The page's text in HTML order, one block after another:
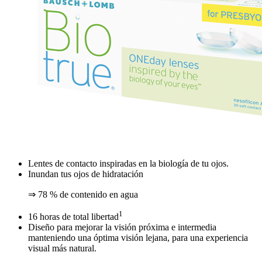
Lentes de contacto inspiradas en la biología de tu ojos.
Inundan tus ojos de hidratación
⇒ 78 % de contenido en agua
16 horas de total libertad1
Diseño para mejorar la visión próxima e intermedia
manteniendo una óptima visión lejana, para una experiencia
visual más natural.